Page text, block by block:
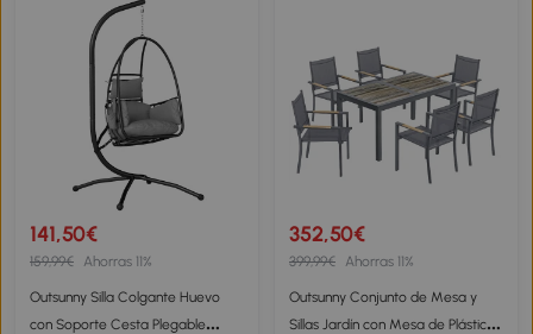
141,50€
159,99€ Ahorras 11%
Outsunny Silla Colgante Huevo
con Soporte Cesta Plegable
352,50€
399,99€ Ahorras 11%
Outsunny Conjunto de Mesa y
Sillas Jardín con Mesa de Plástico